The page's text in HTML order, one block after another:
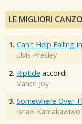
LE MIGLIORI
1. Can't Help Falling
Elvis Presley
2. Riptide accordi
Vance Joy
3. Somewhere Over
Israel